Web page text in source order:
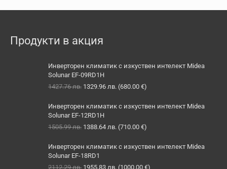
Продукти в акция
Инверторен климатик с изкуствен интелект Midea
Solunar EF-09RD1H
1427.76лв. Original
was:
1427.76 лв..
1329.96 лв. Текущата
е:
(680.00 €)
Инверторен климатик с изкуствен интелект Midea
Solunar EF-12RD1H
1505.99лв. Original
was:
1505.99 лв..
1388.64 лв. Текущата
е:
(710.00 €)
Инверторен климатик с изкуствен интелект Midea
Solunar EF-18RD1
2112.29лв. Original
1955.83 лв. Текущата
(1000.00 €)